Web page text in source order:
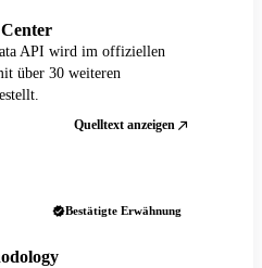
API wird im offiziellen
über 30 weiteren
Quelltext anzeigen
Bestätigte Erwähnung